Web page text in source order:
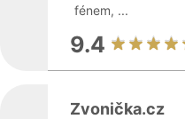
fénem, ...
9.4
Zvonička.cz